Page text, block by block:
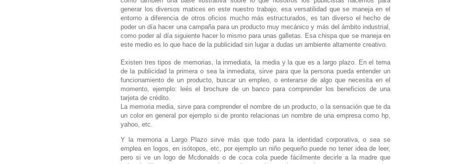
generar los diversos matices en este nuestro trabajo, esa versatilidad que se maneja en el
entorno a diferencia de otros oficios mucho más estructurados, es tan diverso el hecho de
poder un día hacer una campaña para un producto muy mecánico y más del ámbito industrial,
como poder al día siguiente hacer lo mismo para unas galletas. Esa chispa que se maneja en
este medio es lo que hace de la publicidad sin lugar a dudas un ambiente altamente creativo.
Existen tres tipos de memorias, la inmediata, la media y la que es a largo plazo. En el tema
de la publicidad la primera o sea la inmediata, sirve para que la persona pueda entender un
funcionamiento de un producto, buscar un empleo, o enterarse de algo que necesita en el
momento, ejemplo: leés el brochure de un banco para comprender los beneficios de una
tarjeta de crédito.
La memoria media, sirve para comprender el nombre de un producto, o la sensación que te da
un color en general por ejemplo si de pronto relacionas un nombre de una empresa como hp,
yahoo, etc.
Y la memoria a Largo Plazo sirve más que todo para la identidad corporativa, o sea se
emplea en logos, en isótopos, etc, por ejemplo un niño pequeño puede no tener idea de leer,
pero si ve un logo de Mcdonalds o de coca cola puede fácilmente decirle a la madre que